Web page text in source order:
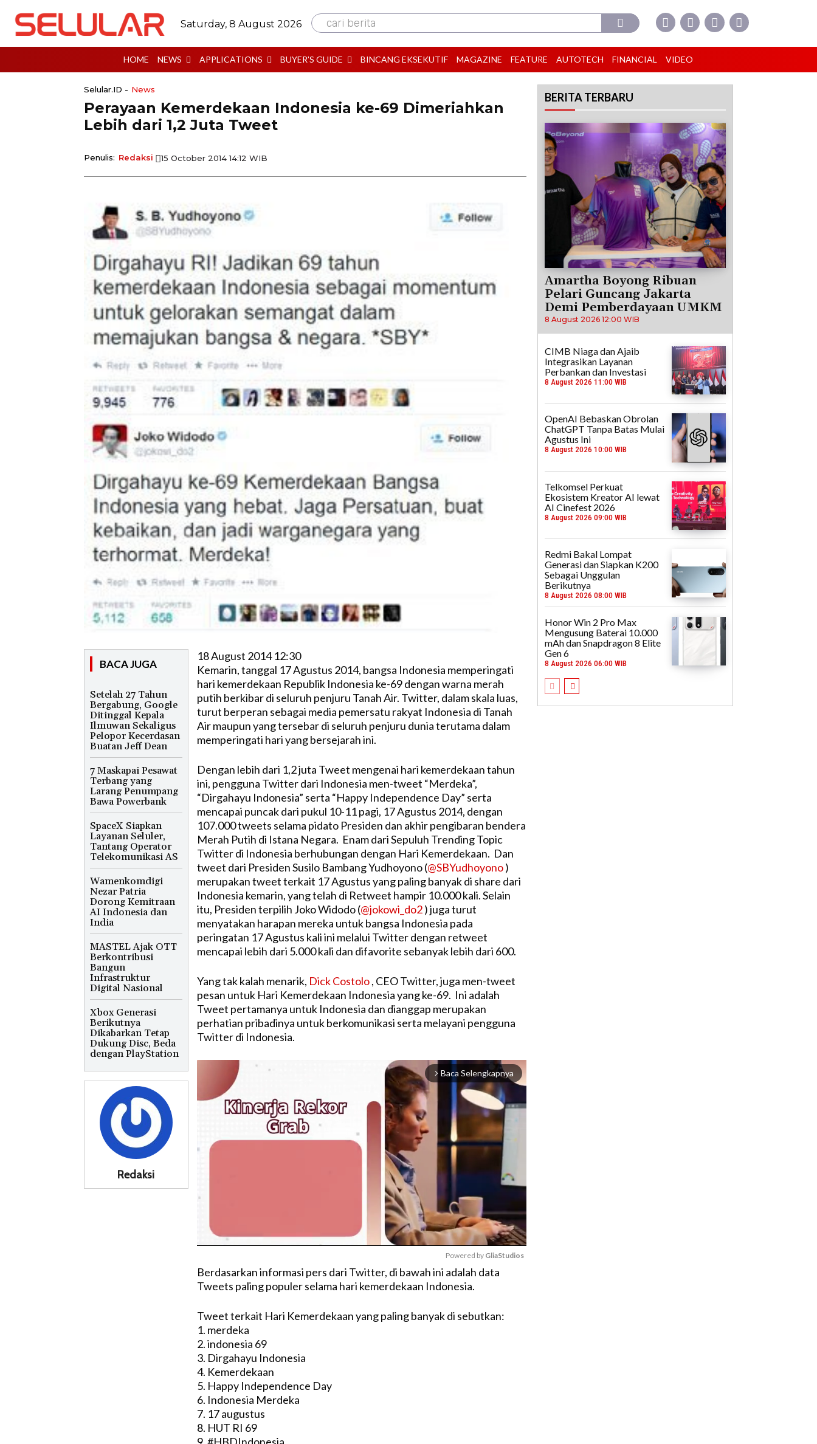
Saturday, 8 August 2026 cari berita
HOME NEWS APPLICATIONS BUYER’S GUIDE BINCANG EKSEKUTIF MAGAZINE FEATURE AUTOTECH FINANCIAL VIDEO
Selular.ID - News
Perayaan Kemerdekaan Indonesia ke-69 Dimeriahkan
Lebih dari 1,2 Juta Tweet
Penulis: Redaksi 15 October 2014 14:12 WIB
BACA JUGA
Setelah 27 Tahun
Bergabung, Google
Ditinggal Kepala
Ilmuwan Sekaligus
Pelopor Kecerdasan
Buatan Jeff Dean
7 Maskapai Pesawat
Terbang yang
Larang Penumpang
Bawa Powerbank
SpaceX Siapkan
Layanan Seluler,
Tantang Operator
Telekomunikasi AS
Wamenkomdigi
Nezar Patria
Dorong Kemitraan
AI Indonesia dan
India
MASTEL Ajak OTT
Berkontribusi
Bangun
Infrastruktur
Digital Nasional
Xbox Generasi
Berikutnya
Dikabarkan Tetap
Dukung Disc, Beda
dengan PlayStation
Redaksi
18 August 2014 12:30
Kemarin, tanggal 17 Agustus 2014, bangsa Indonesia memperingati
hari kemerdekaan Republik Indonesia ke-69 dengan warna merah
putih berkibar di seluruh penjuru Tanah Air. Twitter, dalam skala luas,
turut berperan sebagai media pemersatu rakyat Indonesia di Tanah
Air maupun yang tersebar di seluruh penjuru dunia terutama dalam
memperingati hari yang bersejarah ini.
Dengan lebih dari 1,2 juta Tweet mengenai hari kemerdekaan tahun
ini, pengguna Twitter dari Indonesia men-tweet “Merdeka”,
“Dirgahayu Indonesia” serta “Happy Independence Day” serta
mencapai puncak dari pukul 10-11 pagi, 17 Agustus 2014, dengan
107.000 tweets selama pidato Presiden dan akhir pengibaran bendera
Merah Putih di Istana Negara. Enam dari Sepuluh Trending Topic
Twitter di Indonesia berhubungan dengan Hari Kemerdekaan. Dan
tweet dari Presiden Susilo Bambang Yudhoyono (@SBYudhoyono)
merupakan tweet terkait 17 Agustus yang paling banyak di share dari
Indonesia kemarin, yang telah di Retweet hampir 10.000 kali. Selain
itu, Presiden terpilih Joko Widodo (@jokowi_do2) juga turut
menyatakan harapan mereka untuk bangsa Indonesia pada
peringatan 17 Agustus kali ini melalui Twitter dengan retweet
mencapai lebih dari 5.000 kali dan difavorite sebanyak lebih dari 600.
Yang tak kalah menarik, Dick Costolo, CEO Twitter, juga men-tweet
pesan untuk Hari Kemerdekaan Indonesia yang ke-69. Ini adalah
Tweet pertamanya untuk Indonesia dan dianggap merupakan
perhatian pribadinya untuk berkomunikasi serta melayani pengguna
Twitter di Indonesia.
arrow_forward_ios Baca Selengkapnya
M
t
Powered by GliaStudios
Berdasarkan informasi pers dari Twitter, di bawah ini adalah data
Tweets paling populer selama hari kemerdekaan Indonesia.
Tweet terkait Hari Kemerdekaan yang paling banyak di sebutkan:
1. merdeka
2. indonesia 69
3. Dirgahayu Indonesia
4. Kemerdekaan
5. Happy Independence Day
6. Indonesia Merdeka
7. 17 augustus
8. HUT RI 69
9. #HBDIndonesia
BERITA TERBARU
Amartha Boyong Ribuan
Pelari Guncang Jakarta
Demi Pemberdayaan UMKM
8 August 2026 12:00 WIB
CIMB Niaga dan Ajaib
Integrasikan Layanan
Perbankan dan Investasi
8 August 2026 11:00 WIB
OpenAI Bebaskan Obrolan
ChatGPT Tanpa Batas Mulai
Agustus Ini
8 August 2026 10:00 WIB
Telkomsel Perkuat
Ekosistem Kreator AI lewat
AI Cinefest 2026
8 August 2026 09:00 WIB
Redmi Bakal Lompat
Generasi dan Siapkan K200
Sebagai Unggulan
Berikutnya
8 August 2026 08:00 WIB
Honor Win 2 Pro Max
Mengusung Baterai 10.000
mAh dan Snapdragon 8 Elite
Gen 6
8 August 2026 06:00 WIB